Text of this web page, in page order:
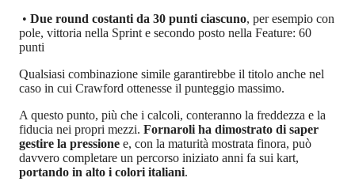
• Due round costanti da 30 punti ciascuno, per esempio con
pole, vittoria nella Sprint e secondo posto nella Feature: 60
punti
Qualsiasi combinazione simile garantirebbe il titolo anche nel
caso in cui Crawford ottenesse il punteggio massimo.
A questo punto, più che i calcoli, conteranno la freddezza e la
fiducia nei propri mezzi. Fornaroli ha dimostrato di saper
gestire la pressione e, con la maturità mostrata finora, può
davvero completare un percorso iniziato anni fa sui kart,
portando in alto i colori italiani.